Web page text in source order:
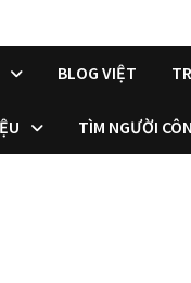
BLOG VIỆT
TÌM NGƯỜI